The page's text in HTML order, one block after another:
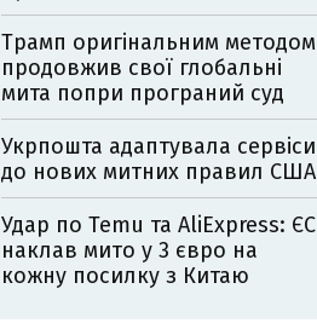
Трамп оригінальним методом
продовжив свої глобальні
мита попри програний суд
Укрпошта адаптувала сервіси
до нових митних правил США
Удар по Temu та AliExpress: ЄС
наклав мито у 3 євро на
кожну посилку з Китаю